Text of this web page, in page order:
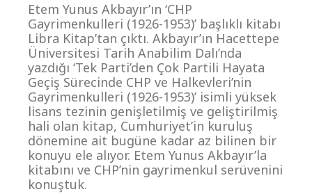
Etem Yunus Akbayır’ın ‘CHP
Gayrimenkulleri (1926-1953)’ başlıklı kitabı
Libra Kitap’tan çıktı. Akbayır’ın Hacettepe
Üniversitesi Tarih Anabilim Dalı’nda
yazdığı ‘Tek Parti’den Çok Partili Hayata
Geçiş Sürecinde CHP ve Halkevleri’nin
Gayrimenkulleri (1926-1953)’ isimli yüksek
lisans tezinin genişletilmiş ve geliştirilmiş
hali olan kitap, Cumhuriyet’in kuruluş
dönemine ait bugüne kadar az bilinen bir
konuyu ele alıyor. Etem Yunus Akbayır’la
kitabını ve CHP’nin gayrimenkul serüvenini
konuştuk.